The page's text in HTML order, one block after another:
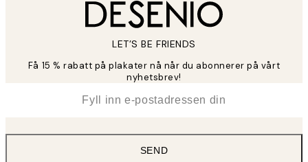
LET’S BE FRIENDS
Få 15 % rabatt på plakater nå når du abonnerer på vårt
nyhetsbrev!
SEND